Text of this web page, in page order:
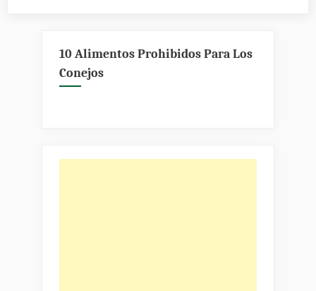
10 Alimentos Prohibidos Para Los
Conejos